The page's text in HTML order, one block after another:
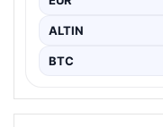
ALTIN
BTC